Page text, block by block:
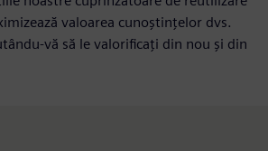
valoarea cunoștințelor dvs.
vă să le valorificați din nou și din